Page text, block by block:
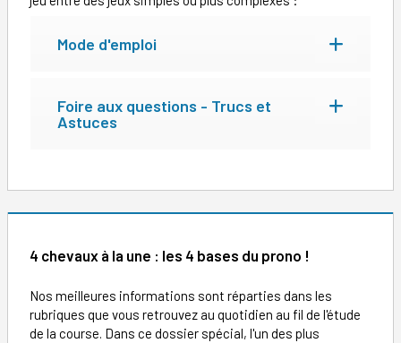
Mode d'emploi
Foire aux questions - Trucs et
Astuces
4 chevaux à la une : les 4 bases du prono !
Nos meilleures informations sont réparties dans les
rubriques que vous retrouvez au quotidien au fil de l'étude
de la course. Dans ce dossier spécial, l'un des plus